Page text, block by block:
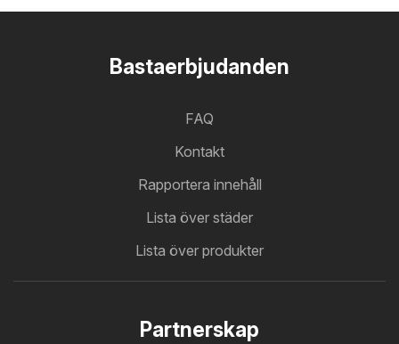
Bastaerbjudanden
FAQ
Kontakt
Rapportera innehåll
Lista över städer
Lista över produkter
Partnerskap